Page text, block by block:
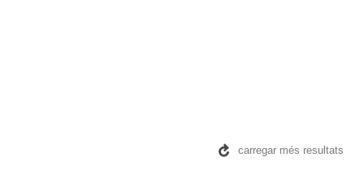
carregar més resultats